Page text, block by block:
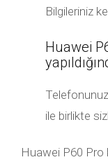
Bilgileriniz
Huawei
ile birlikte
Huawei P60 Pro